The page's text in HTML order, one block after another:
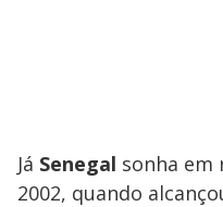
Já Senegal sonha
2002, quando